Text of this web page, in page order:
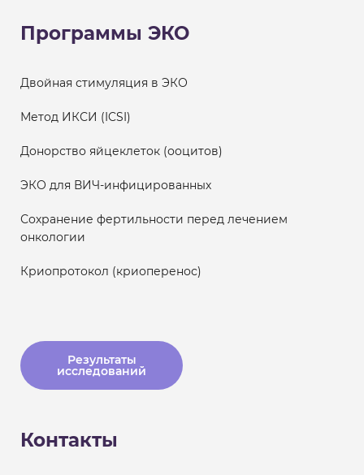
Программы ЭКО
Двойная стимуляция в ЭКО
Метод ИКСИ (ICSI)
Донорство яйцеклеток (ооцитов)
ЭКО для ВИЧ-инфицированных
Сохранение фертильности перед лечением
онкологии
Криопротокол (криоперенос)
Результаты
исследований
Контакты